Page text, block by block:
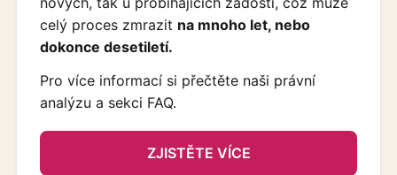
celý proces zmrazit na mnoho let, nebo
dokonce desetiletí.
Pro více informací si přečtěte naši právní
analýzu a sekci FAQ.
ZJISTĚTE VÍCE